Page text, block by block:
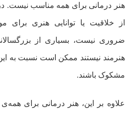
هنر درمانی برای همه مناسب نیست.
از خلاقیت یا توانایی هنری برای
ضروری نیست، بسیاری از
هنرمند نیستند ممکن است نسبت به
مشکوک باشند.
علاوه بر این، هنر درمانی برای همه‌ی